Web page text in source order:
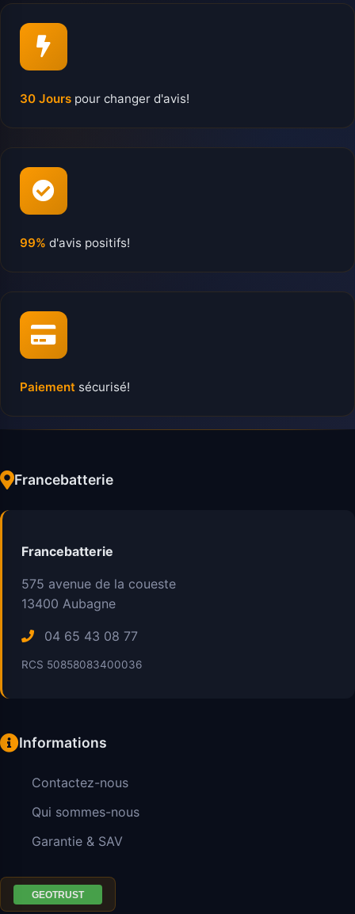
30 Jours pour changer d'avis!
99% d'avis positifs!
Paiement sécurisé!
Francebatterie
Francebatterie
575 avenue de la coueste
13400 Aubagne
04 65 43 08 77
RCS 50858083400036
Informations
Contactez-nous
Qui sommes-nous
Garantie & SAV